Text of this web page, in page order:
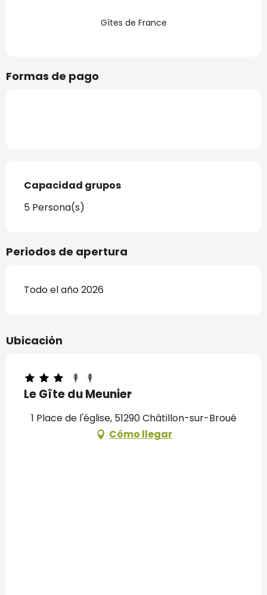
Gîtes de France
Formas de pago
Capacidad grupos
Capacidad grupos
5 Persona(s)
Periodos de apertura
Todo el año 2026
Ubicación
Le Gîte du Meunier
1 Place de l'église, 51290 Châtillon-sur-Broué
Cómo llegar